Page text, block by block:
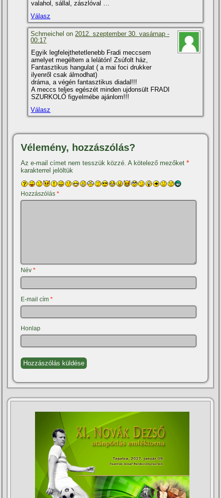
valahol, sállal, zászlóval …
Válasz
Schmeichel on 2012. szeptember 30. vasárnap -
00:17
Egyik legfelejthetetlenebb Fradi meccsem
amelyet megéltem a lelátón! Zsúfolt ház,
Fantasztikus hangulat ( a mai foci drukker
ilyenről csak álmodhat)
dráma, a végén fantasztikus diadal!!!
A meccs teljes egészét minden ujdonsült FRADI
SZURKOLÓ figyelmébe ajánlom!!!
Válasz
Vélemény, hozzászólás?
Az e-mail címet nem tesszük közzé. A kötelező mezőket*
karakterrel jelöltük
Hozzászólás*
Név*
E-mail cím*
Honlap